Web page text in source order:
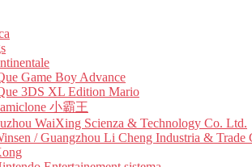
Game Boy Advance
3DS XL Edition Mario
小霸王
WaiXing Scienza & Technology Co. Ltd.
/ Guangzhou Li Cheng Industria & Trade